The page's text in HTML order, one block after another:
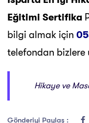
Eğitimi Sertifika
bilgi almak için
telefondan bizlere
Hikaye ve
Gönderiyi Paylaş :